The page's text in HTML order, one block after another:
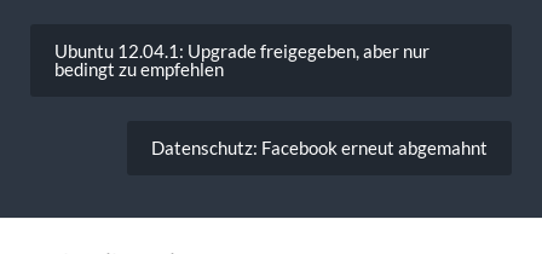
Ubuntu 12.04.1: Upgrade freigegeben, aber nur
bedingt zu empfehlen
Datenschutz: Facebook erneut abgemahnt